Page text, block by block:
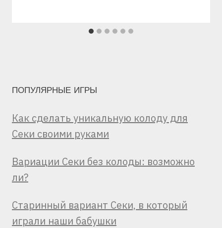
ПОПУЛЯРНЫЕ ИГРЫ
Как сделать уникальную колоду для
Секи своими руками
Вариации Секи без колоды: возможно
ли?
Старинный вариант Секи, в который
играли наши бабушки